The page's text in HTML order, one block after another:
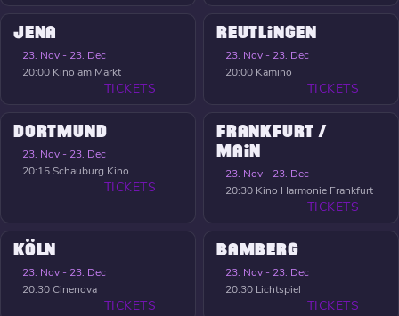
JENA
23. Nov - 23. Dec
20:00 Kino am Markt
TICKETS
REUTLINGEN
23. Nov - 23. Dec
20:00 Kamino
TICKETS
DORTMUND
23. Nov - 23. Dec
20:15Schauburg Kino
TICKETS
FRANKFURT /
MAIN
23. Nov - 23. Dec
20:30 Kino Harmonie Frankfurt
TICKETS
KÖLN
23. Nov - 23. Dec
20:30Cinenova
TICKETS
BAMBERG
23. Nov - 23. Dec
20:30 Lichtspiel
TICKETS